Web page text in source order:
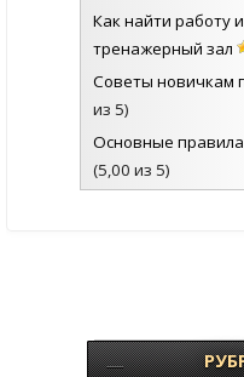
Как найти работу
тренажерный зал
Советы новичкам
из 5)
Основные
(5,00 из 5)